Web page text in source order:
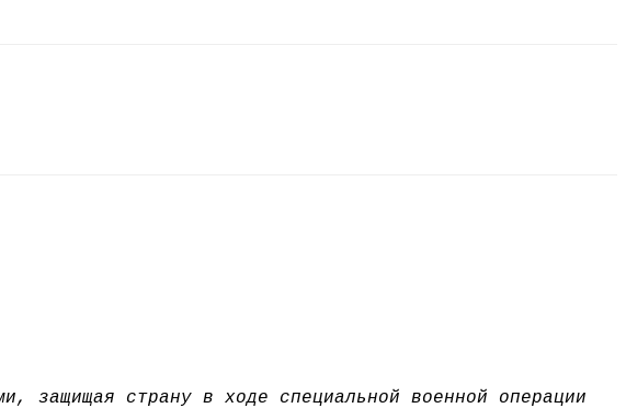
защищая страну в ходе специальной военной операции